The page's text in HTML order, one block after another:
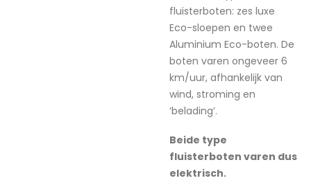
fluisterboten: zes luxe
Eco-sloepen en twee
Aluminium Eco-boten. De
boten varen ongeveer 6
km/uur, afhankelijk van
wind, stroming en
‘belading’.
Beide type
fluisterboten varen dus
elektrisch.